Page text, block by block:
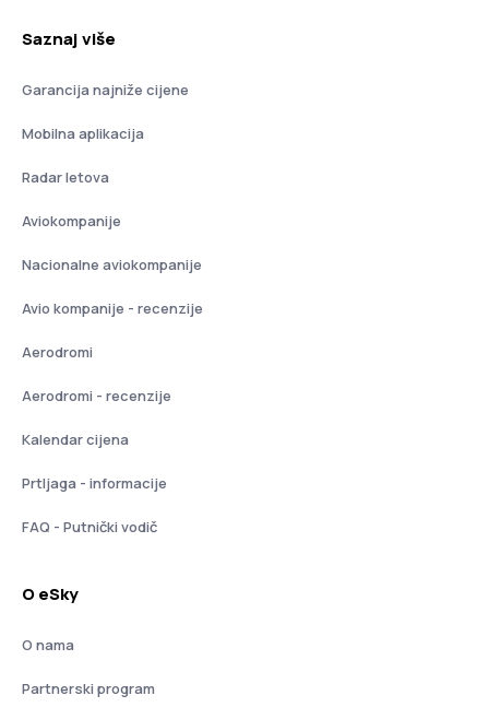
Saznaj više
Garancija najniže cijene
Mobilna aplikacija
Radar letova
Aviokompanije
Nacionalne aviokompanije
Avio kompanije - recenzije
Aerodromi
Aerodromi - recenzije
Kalendar cijena
Prtljaga - informacije
FAQ - Putnički vodič
O eSky
O nama
Partnerski program